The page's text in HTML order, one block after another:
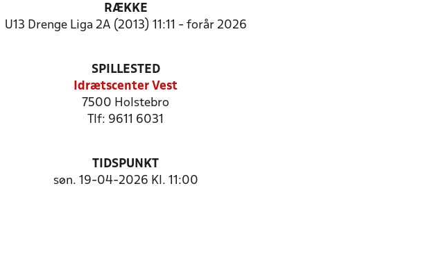
RÆKKE
U13 Drenge Liga 2A (2013) 11:11 - forår 2026
SPILLESTED
Idrætscenter Vest
7500 Holstebro
Tlf: 9611 6031
TIDSPUNKT
søn. 19-04-2026 Kl. 11:00